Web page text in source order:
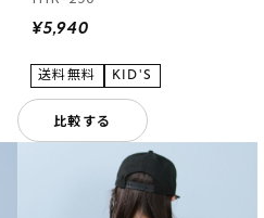
¥5,940
比較する